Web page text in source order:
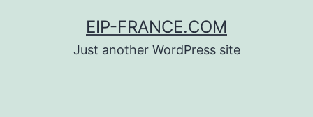
EIP-FRANCE.COM
Just another WordPress site